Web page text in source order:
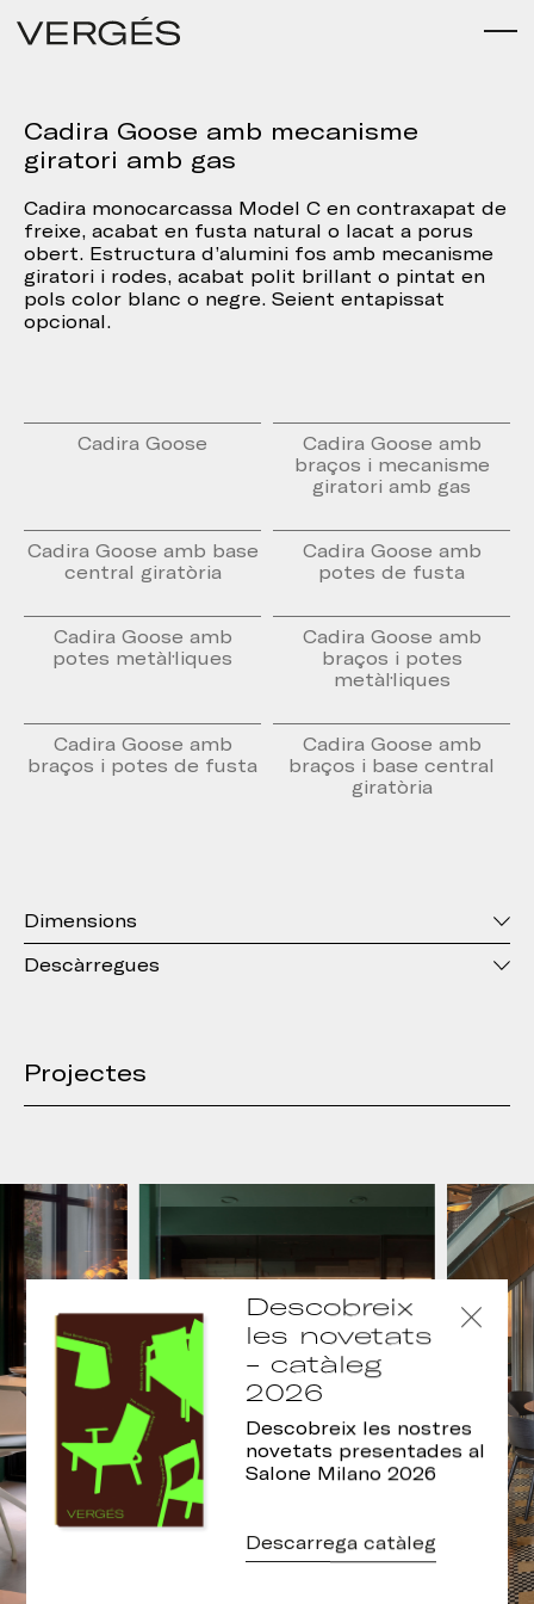
Cadira Goose amb mecanisme
giratori amb gas
Cadira monocarcassa Model C en contraxapat de
freixe, acabat en fusta natural o lacat a porus
obert. Estructura d’alumini fos amb mecanisme
giratori i rodes, acabat polit brillant o pintat en
pols color blanc o negre. Seient entapissat
opcional.
Cadira Goose
Cadira Goose amb
braços i mecanisme
giratori amb gas
Cadira Goose amb base
central giratòria
Cadira Goose amb
potes de fusta
Cadira Goose amb
potes metàl·liques
Cadira Goose amb
braços i potes
metàl·liques
Cadira Goose amb
braços i potes de fusta
Cadira Goose amb
braços i base central
giratòria
Dimensions
Descàrregues
Projectes
Descobreix
les novetats
- catàleg
2026
Descobreix les nostres
novetats presentades al
Salone Milano 2026
Descarrega catàleg